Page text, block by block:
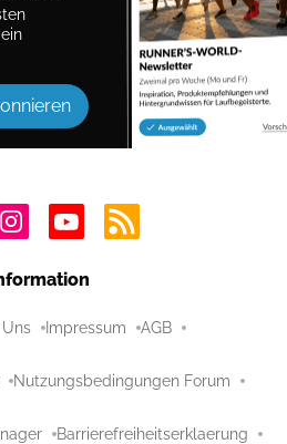
Impressum AGB
Nutzungsbedingungen Forum
Barrierefreiheitserklaerung